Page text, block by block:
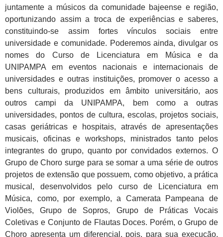
juntamente a músicos da comunidade bajeense e região,
oportunizando assim a troca de experiências e saberes,
constituindo-se assim fortes vínculos sociais entre
universidade e comunidade. Poderemos ainda, divulgar os
nomes do Curso de Licenciatura em Música e da
UNIPAMPA em eventos nacionais e internacionais de
universidades e outras instituições, promover o acesso a
bens culturais, produzidos em âmbito universitário, aos
outros campi da UNIPAMPA, bem como a outras
universidades, pontos de cultura, escolas, projetos sociais,
casas geriátricas e hospitais, através de apresentações
musicais, oficinas e workshops, ministrados tanto pelos
integrantes do grupo, quanto por convidados externos. O
Grupo de Choro surge para se somar a uma série de outros
projetos de extensão que possuem, como objetivo, a prática
musical, desenvolvidos pelo curso de Licenciatura em
Música, como, por exemplo, a Camerata Pampeana de
Violões, Grupo de Sopros, Grupo de Práticas Vocais
Coletivas e Conjunto de Flautas Doces. Porém, o Grupo de
Choro apresenta um diferencial, pois, para sua execução,